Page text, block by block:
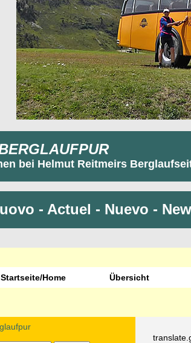
bei Helmut Reitmeirs
- Actuel - Nuevo -
Startseite/Home Übersicht